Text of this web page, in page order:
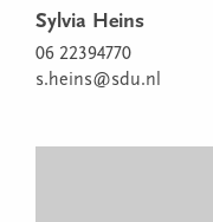
Sylvia Heins
06 22394770
s.heins@sdu.nl